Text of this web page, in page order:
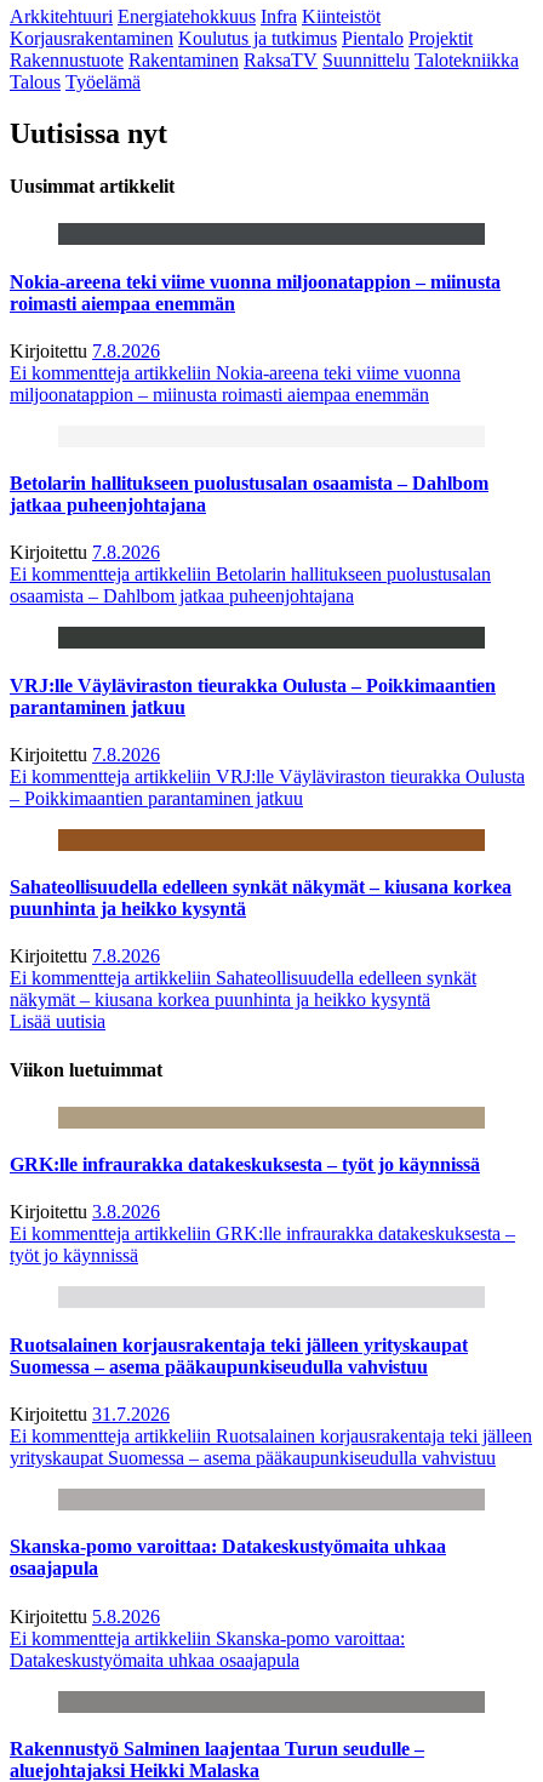
Arkkitehtuuri Energiatehokkuus Infra Kiinteistöt
Korjausrakentaminen Koulutus ja tutkimus Pientalo Projektit
Rakennustuote Rakentaminen RaksaTV Suunnittelu Talotekniikka
Talous Työelämä
Uutisissa nyt
Uusimmat artikkelit
Nokia-areena teki viime vuonna miljoonatappion – miinusta
roimasti aiempaa enemmän
Kirjoitettu 7.8.2026
Ei kommentteja artikkeliin Nokia-areena teki viime vuonna
miljoonatappion – miinusta roimasti aiempaa enemmän
Betolarin hallitukseen puolustusalan osaamista – Dahlbom
jatkaa puheenjohtajana
Kirjoitettu 7.8.2026
Ei kommentteja artikkeliin Betolarin hallitukseen puolustusalan
osaamista – Dahlbom jatkaa puheenjohtajana
VRJ:lle Väyläviraston tieurakka Oulusta – Poikkimaantien
parantaminen jatkuu
Kirjoitettu 7.8.2026
Ei kommentteja artikkeliin VRJ:lle Väyläviraston tieurakka Oulusta
– Poikkimaantien parantaminen jatkuu
Sahateollisuudella edelleen synkät näkymät – kiusana korkea
puunhinta ja heikko kysyntä
Kirjoitettu 7.8.2026
Ei kommentteja artikkeliin Sahateollisuudella edelleen synkät
näkymät – kiusana korkea puunhinta ja heikko kysyntä
Lisää uutisia
Viikon luetuimmat
GRK:lle infraurakka datakeskuksesta – työt jo käynnissä
Kirjoitettu 3.8.2026
Ei kommentteja artikkeliin GRK:lle infraurakka datakeskuksesta –
työt jo käynnissä
Ruotsalainen korjausrakentaja teki jälleen yrityskaupat
Suomessa – asema pääkaupunkiseudulla vahvistuu
Kirjoitettu 31.7.2026
Ei kommentteja artikkeliin Ruotsalainen korjausrakentaja teki jälleen
yrityskaupat Suomessa – asema pääkaupunkiseudulla vahvistuu
Skanska-pomo varoittaa: Datakeskustyömaita uhkaa
osaajapula
Kirjoitettu 5.8.2026
Ei kommentteja artikkeliin Skanska-pomo varoittaa:
Datakeskustyömaita uhkaa osaajapula
Rakennustyö Salminen laajentaa Turun seudulle –
aluejohtajaksi Heikki Malaska